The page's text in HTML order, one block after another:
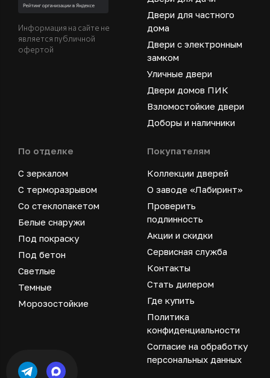
Информация на сайте не
является публичной
офертой
Двери для частного
дома
Двери с электронным
замком
Уличные двери
Двери домов ПИК
Взломостойкие двери
Доборы и наличники
По отделке
С зеркалом
С терморазрывом
Со стеклопакетом
Белые снаружи
Под покраску
Под бетон
Светлые
Темные
Морозостойкие
Покупателям
Коллекции дверей
О заводе «Лабиринт»
Проверить
подлинность
Акции и скидки
Сервисная служба
Контакты
Стать дилером
Где купить
Политика
конфиденциальности
Согласие на обработку
персональных данных